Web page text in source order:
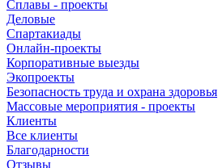
Сплавы - проекты
Деловые
Спартакиады
Онлайн-проекты
Корпоративные выезды
Экопроекты
Безопасность труда и охрана здоровья
Массовые мероприятия - проекты
Клиенты
Все клиенты
Благодарности
Отзывы